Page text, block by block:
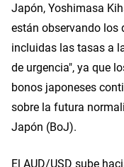
Japón, Yoshimasa
están observando los
incluidas las tasas a
de urgencia", ya que
bonos japoneses
sobre la futura
Japón (BoJ).
El AUD/USD sube